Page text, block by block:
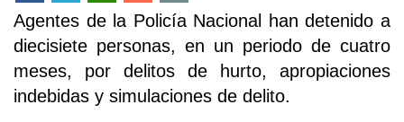
Agentes de la Policía Nacional han detenido a
diecisiete personas, en un periodo de cuatro
meses, por delitos de hurto, apropiaciones
indebidas y simulaciones de delito.